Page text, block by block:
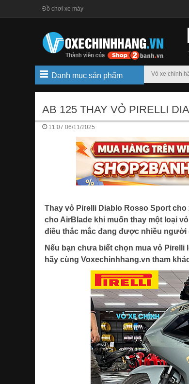
Đồ chơi xe máy
Vỏ xe chính
Danh mục sản phẩm
AB 125 THAY VỎ PIRELLI
11:07 06/11/2025
Thay vỏ Pirelli Diablo Rosso Sport
cho AirBlade khi muốn thay một loại
điều thắc mắc đang được nhiều người
Nếu bạn chưa biết chọn mua vỏ
hãy cùng Voxechinhhang.vn tham